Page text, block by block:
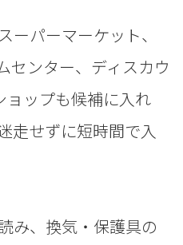
ーパーマーケット、
センター、ディスカウ
ョップも候補に入れ
走せずに短時間で入
み、換気・保護具の